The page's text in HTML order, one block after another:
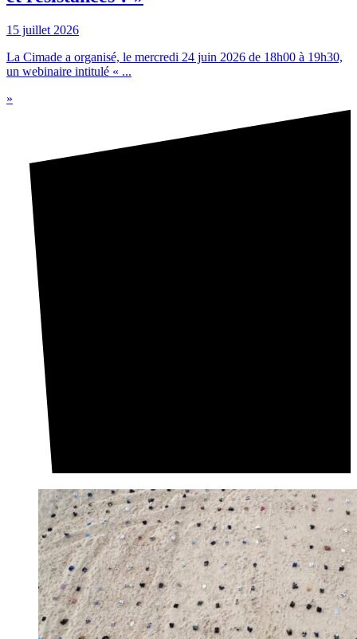
15 juillet 2026
La Cimade a organisé, le mercredi 24 juin 2026 de 18h00 à 19h30,
un webinaire intitulé « ...
»